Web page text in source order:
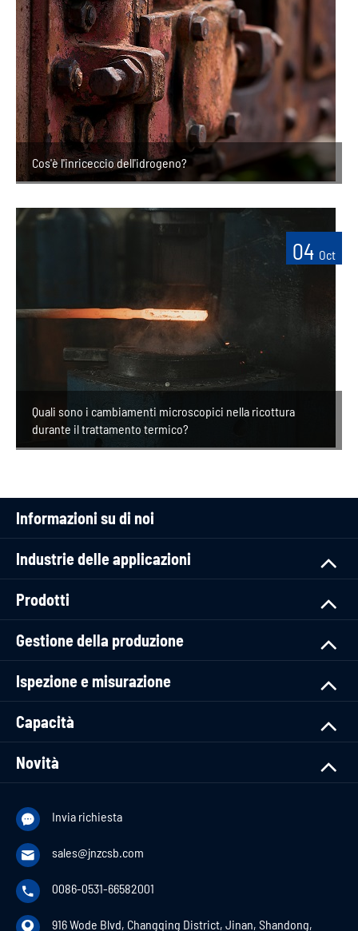
Cos'è l'inriceccio dell'idrogeno?
04 Oct
Quali sono i cambiamenti microscopici nella ricottura
durante il trattamento termico?
Informazioni su di noi
Industrie delle applicazioni
Prodotti
Gestione della produzione
Ispezione e misurazione
Capacità
Novità
 Invia richiesta
 sales@jnzcsb.com
 0086-0531-66582001
 916 Wode Blvd, Changqing District, Jinan, Shandong,